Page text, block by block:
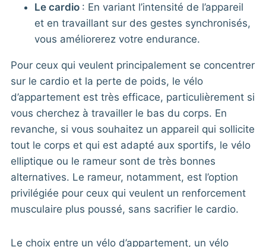
Le cardio : En variant l’intensité de l’appareil
et en travaillant sur des gestes synchronisés,
vous améliorerez votre endurance.
Pour ceux qui veulent principalement se concentrer
sur le cardio et la perte de poids, le vélo
d’appartement est très efficace, particulièrement si
vous cherchez à travailler le bas du corps. En
revanche, si vous souhaitez un appareil qui sollicite
tout le corps et qui est adapté aux sportifs, le vélo
elliptique ou le rameur sont de très bonnes
alternatives. Le rameur, notamment, est l’option
privilégiée pour ceux qui veulent un renforcement
musculaire plus poussé, sans sacrifier le cardio.
Le choix entre un vélo d’appartement, un vélo